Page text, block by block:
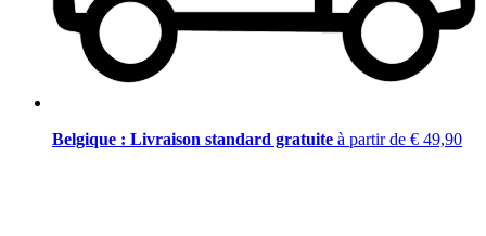
Belgique : Livraison standard gratuite à partir de € 49,90